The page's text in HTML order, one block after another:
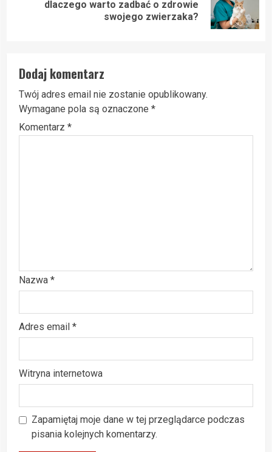
dlaczego warto zadbać o zdrowie
swojego zwierzaka?
Dodaj komentarz
Twój adres email nie zostanie opublikowany.
Wymagane pola są oznaczone *
Komentarz *
Nazwa *
Adres email *
Witryna internetowa
Zapamiętaj moje dane w tej przeglądarce podczas
pisania kolejnych komentarzy.